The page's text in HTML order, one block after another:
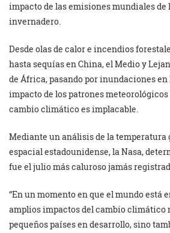
impacto de las emisiones mundiales de
invernadero.
Desde olas de calor e incendios
hasta sequías en China, el Medio y
de África, pasando por inundaciones
impacto de los patrones
cambio climático es implacable.
Mediante un análisis de la temperatura
espacial estadounidense, la Nasa,
fue el julio más caluroso jamás
“En un momento en que el mundo está
amplios impactos del cambio climático
pequeños países en desarrollo, sino